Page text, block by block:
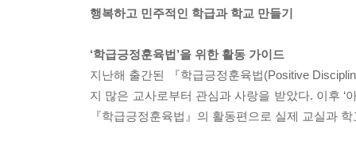
행복하고 민주적인 학급과 학교 만들기
‘학급긍정훈육법’을 위한 활동 가이드
지난해 출간된 『학급긍정훈육법(Positive
지 많은 교사로부터 관심과 사랑을 받았다. 이후 ‘
『학급긍정훈육법』의 활동편으로 실제 교실과